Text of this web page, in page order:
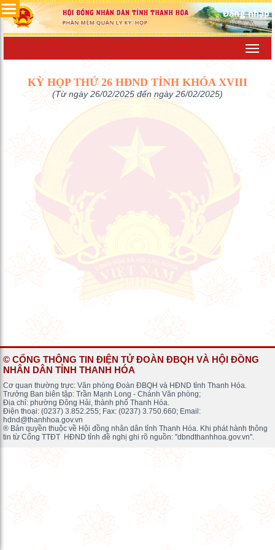
Đăng nhập
KỲ HỌP THỨ 26 HĐND TỈNH KHÓA XVIII
(Từ ngày 26/02/2025 đến ngày 26/02/2025)
© CỔNG THÔNG TIN ĐIỆN TỬ ĐOÀN ĐBQH VÀ HỘI ĐỒNG
NHÂN DÂN TỈNH THANH HÓA
Cơ quan thường trực: Văn phòng Đoàn ĐBQH và HĐND tỉnh Thanh Hóa.
Trưởng Ban biên tập: Trần Mạnh Long - Chánh Văn phòng;
Địa chỉ: phường Đông Hải, thành phố Thanh Hóa.
Điện thoại: (0237) 3.852.255; Fax: (0237) 3.750.660; Email:
hdnd@thanhhoa.gov.vn
® Bản quyền thuộc về Hội đồng nhân dân tỉnh Thanh Hóa. Khi phát hành thông
tin từ Cổng TTĐT HĐND tỉnh đề nghị ghi rõ nguồn: "dbndthanhhoa.gov.vn".